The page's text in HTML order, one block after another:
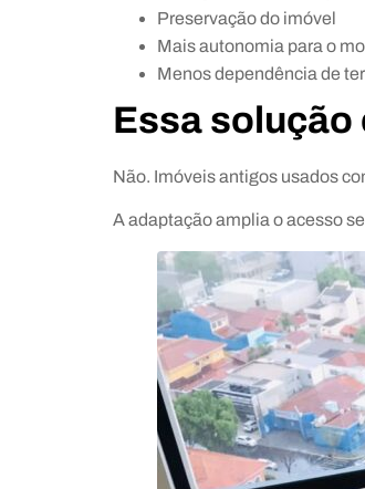
Preservação do imóvel
Mais autonomia para o
Menos dependência de
Essa
Não. Imóveis antigos usados
A adaptação amplia o acesso